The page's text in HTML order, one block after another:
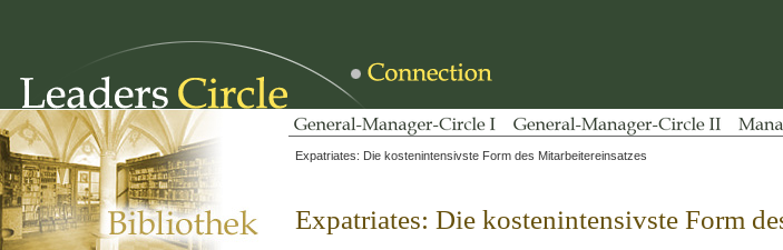
Expatriates: Die kostenintensivste Form des Mitarbeitereinsatzes
Expatriates: Die kostenintensivste Form